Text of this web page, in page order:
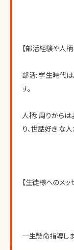
【部活経験や人柄
部活: 学生時代は
す。
人柄: 周りからは
り、世話好き な
【生徒様へのメッ
一生懸命指導しま